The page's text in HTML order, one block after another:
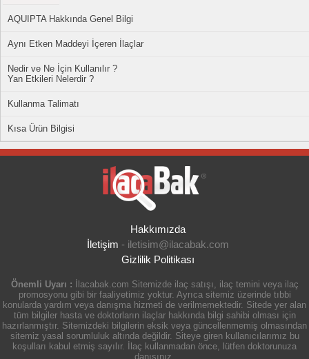
AQUIPTA Hakkında Genel Bilgi
Aynı Etken Maddeyi İçeren İlaçlar
Nedir ve Ne İçin Kullanılır ?
Yan Etkileri Nelerdir ?
Kullanma Talimatı
Kısa Ürün Bilgisi
Hakkımızda
İletişim - iletisim@ilacabak.com
Gizlilik Politikası
Önemli Uyarı : İlacabak.com Sitemizde ilaç satışı, ilaç temini veya ilaç
promosyonu gibi bir faaliyetimiz yoktur. Ayrıca sitemiz üzerinde tıbbi
konularda yardım veya danışma hizmeti de verilmemektedir. Sitede yer alan
tüm bilgiler hasta ve doktorların ilaçlar hakkında bilgi sahibi olması için
hazırlanmıştır. Sitemizdeki bilgilerin eksik veya güncellenmemiş olmasından
sitemiz yasal sorumluluk altında değildir. Siteye giren kullanıcılarımız bu
koşulları kabul etmiş sayılır. İlaç kullanmadan önce, lütfen doktorunuza
danışınız.